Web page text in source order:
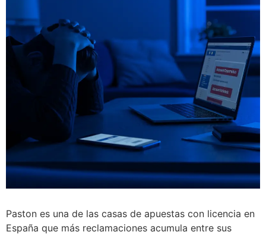
Paston es una de las casas de apuestas con licencia en
España que más reclamaciones acumula entre sus